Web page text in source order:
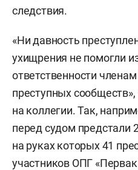
следствия.
«Ни давность
ухищрения не помогли
ответственности
преступных
на коллегии. Так,
перед судом предстали
на руках которых 41
участников ОПГ